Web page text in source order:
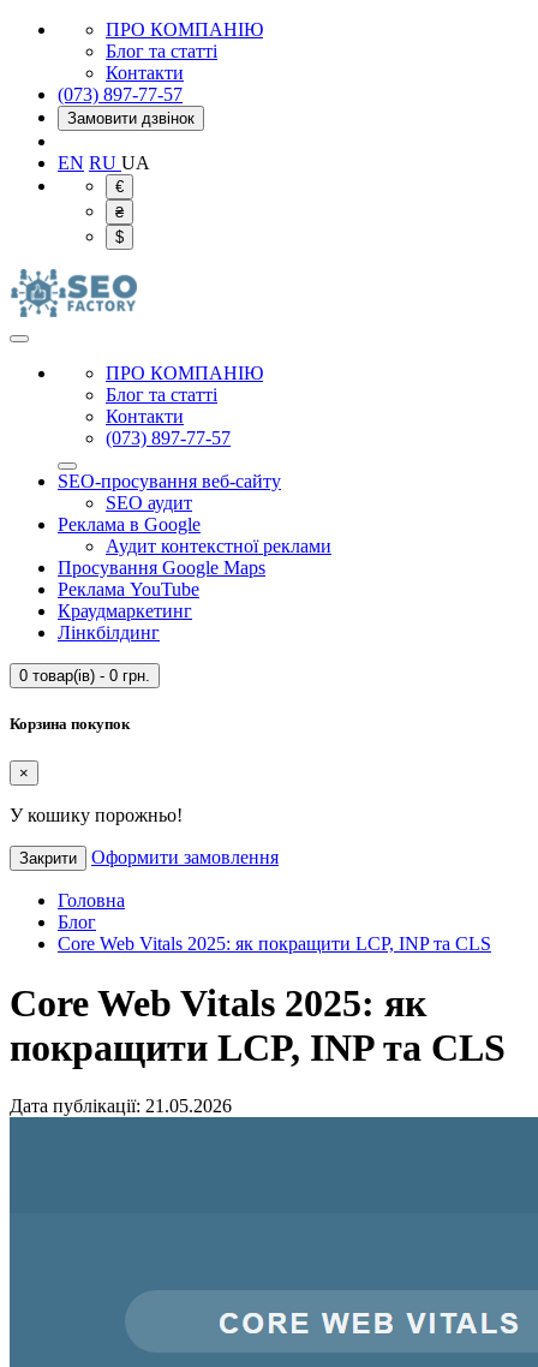
ПРО КОМПАНІЮ
Блог та статті
Контакти
(073) 897-77-57
Замовити дзвінок
EN RU UA
€
₴
$
ПРО КОМПАНІЮ
Блог та статті
Контакти
(073) 897-77-57
SEO-просування веб-сайту
SEO аудит
Реклама в Google
Аудит контекстної реклами
Просування Google Maps
Реклама YouTube
Краудмаркетинг
Лінкбілдинг
0 товар(ів) - 0 грн.
Корзина покупок
×
У кошику порожньо!
Закрити Оформити замовлення
Головна
Блог
Core Web Vitals 2025: як покращити LCP, INP та CLS
Core Web Vitals 2025: як
покращити LCP, INP та CLS
Дата публікації: 21.05.2026